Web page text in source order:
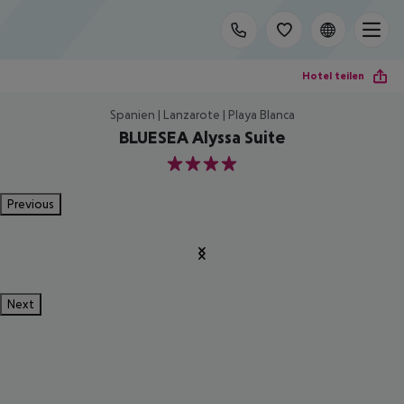
Hotel teilen
Spanien | Lanzarote | Playa Blanca
BLUESEA Alyssa Suite
4
Previous
Next